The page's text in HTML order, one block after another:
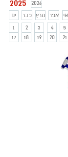
את הפועל חדרה
2025
2026
ינו
פבר מרץ אפר
1
2 3 4 5
17
18 19 20 21